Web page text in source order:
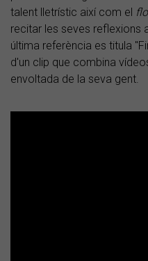
talent lletrístic així com el
recitar les seves reflexions
última referència es titula
d'un clip que combina
envoltada de la seva gent.